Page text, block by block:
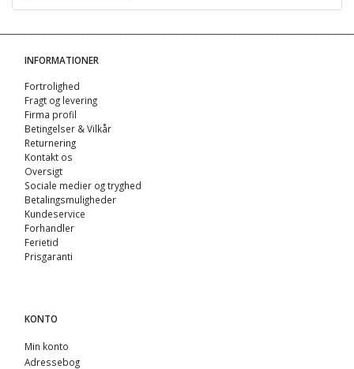
INFORMATIONER
Fortrolighed
Fragt og levering
Firma profil
Betingelser & Vilkår
Returnering
Kontakt os
Oversigt
Sociale medier og tryghed
Betalingsmuligheder
Kundeservice
Forhandler
Ferietid
Prisgaranti
KONTO
Min konto
Adressebog